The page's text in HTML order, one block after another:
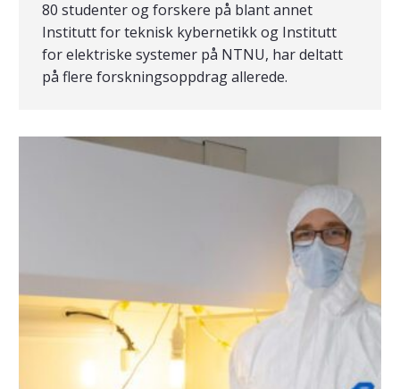
80 studenter og forskere på blant annet
Institutt for teknisk kybernetikk og Institutt
for elektriske systemer på NTNU, har deltatt
på flere forskningsoppdrag allerede.